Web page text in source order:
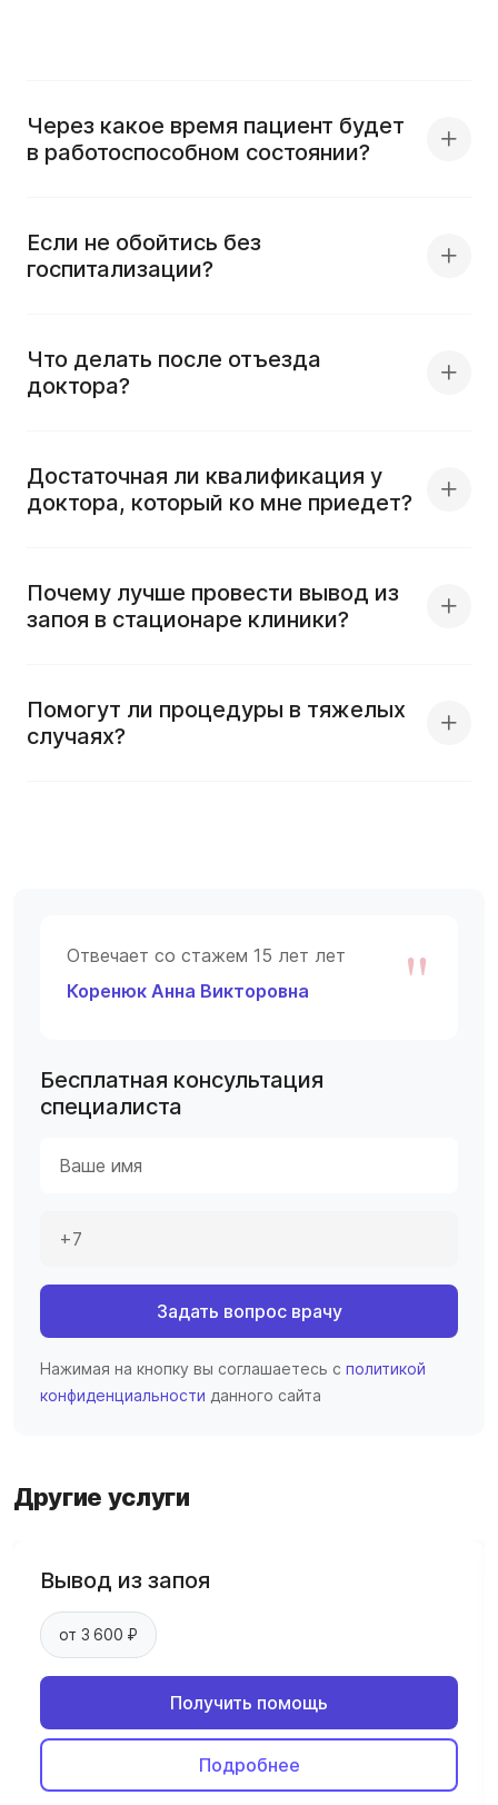
Через какое время пациент будет
в работоспособном состоянии?
Если не обойтись без
госпитализации?
Что делать после отъезда
доктора?
Достаточная ли квалификация у
доктора, который ко мне приедет?
Почему лучше провести вывод из
запоя в стационаре клиники?
Помогут ли процедуры в тяжелых
случаях?
Отвечает со стажем 15 лет лет
Коренюк Анна Викторовна
"
Бесплатная консультация
специалиста
Задать вопрос врачу
Нажимая на кнопку вы соглашаетесь с политикой
конфиденциальности данного сайта
Другие услуги
Вывод из запоя
от 3 600 ₽
Получить помощь
Подробнее